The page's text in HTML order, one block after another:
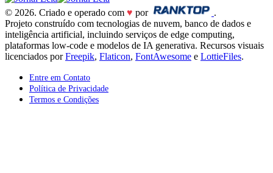
© 2026. Criado e operado com ♥ por
.
Projeto construído com tecnologias de nuvem, banco de dados e
inteligência artificial, incluindo serviços de edge computing,
plataformas low-code e modelos de IA generativa. Recursos visuais
licenciados porFreepik, Flaticon, FontAwesome e LottieFiles.
Entre em Contato
Política de Privacidade
Termos e Condições